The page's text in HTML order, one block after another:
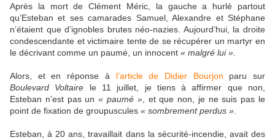
Après la mort de Clément Méric, la gauche a hurlé partout
qu’Esteban et ses camarades Samuel, Alexandre et Stéphane
n’étaient que d’ignobles brutes néo-nazies. Aujourd’hui, la droite
condescendante et victimaire tente de se récupérer un martyr en
le décrivant comme un paumé, un innocent « malgré lui »
Alors, et en réponse à l’article de Didier Bourjon paru sur
Boulevard Voltaire le 11 juillet, je tiens à affirmer que non,
Esteban n’est pas un« paumé », et que non, je ne suis pas le
point de fixation de groupuscules « sombrement perdus »
Esteban, à 20 ans, travaillait dans la sécurité-incendie, avait des